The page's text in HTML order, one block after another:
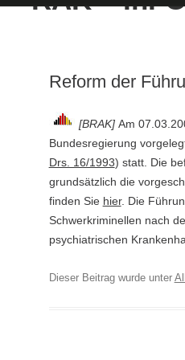
Reform der
[BRAK] Am
Bundesregierung
Drs. 16/1993) statt. Die
grundsätzlich die
finden Sie hier. Die
Schwerkriminellen nach
psychiatrischen
Dieser Beitrag wurde unter